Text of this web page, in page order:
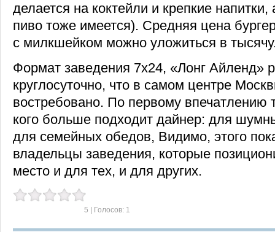
делается на коктейли и крепкие
пиво тоже имеется). Средняя цена
с милкшейком можно уложиться в
Формат заведения 7х24, «Лонг Айленд»
круглосуточно, что в самом центре
востребовано. По первому впечатлению
кого больше подходит дайнер: для
для семейных обедов, Видимо, этого
владельцы заведения, которые
место и для тех, и для других.
5 | Голосов: 1